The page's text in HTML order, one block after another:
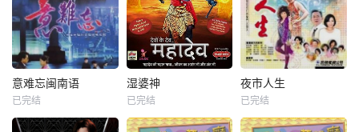
意难忘闽南语
已完结
湿婆神
已完结
夜市人生
已完结